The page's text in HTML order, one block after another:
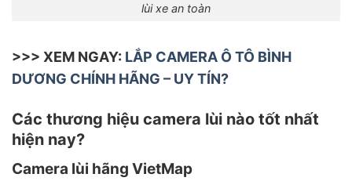
lùi xe an toàn
>>> XEM NGAY: LẮP CAMERA Ô TÔ BÌNH
DƯƠNG CHÍNH HÃNG – UY TÍN?
Các thương hiệu camera lùi nào tốt nhất
hiện nay?
Camera lùi hãng VietMap